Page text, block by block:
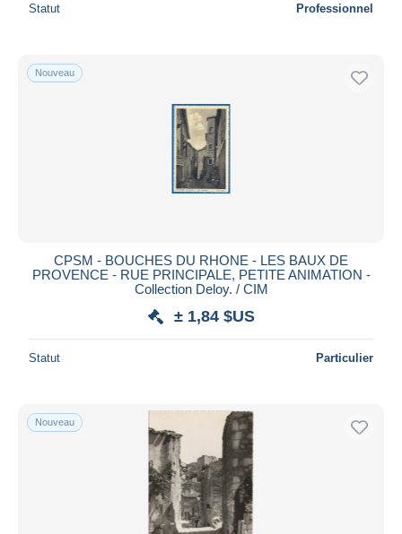
Statut Professionnel
Nouveau
CPSM - BOUCHES DU RHONE - LES BAUX DE
PROVENCE - RUE PRINCIPALE, PETITE ANIMATION -
Collection Deloy. / CIM
± 1,84 $US
Statut Particulier
Nouveau